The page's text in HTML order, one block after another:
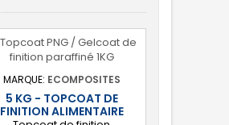
MARQUE: ECOMPOSITES
5 KG - TOPCOAT DE
FINITION ALIMENTAIRE